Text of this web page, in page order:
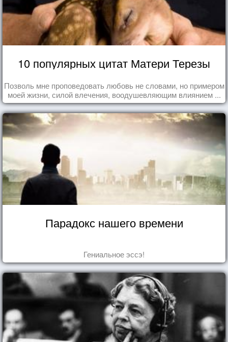
10 популярных цитат Матери Терезы
Позволь мне проповедовать любовь не словами, но примером
моей жизни, силой влечения, воодушевляющим влиянием ...
Парадокс нашего времени
Гениальное эссэ!